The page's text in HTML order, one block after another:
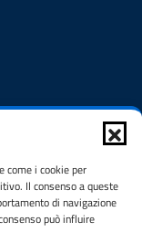
come i cookie per
Il consenso a queste
di navigazione
può influire